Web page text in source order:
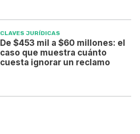
CLAVES JURÍDICAS
De $453 mil a $60 millones: el
caso que muestra cuánto
cuesta ignorar un reclamo